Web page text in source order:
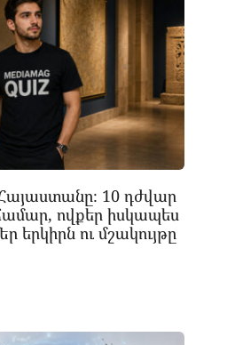
10 դժվար
ովքեր իսկապես
երկիրն ու մշակույթը